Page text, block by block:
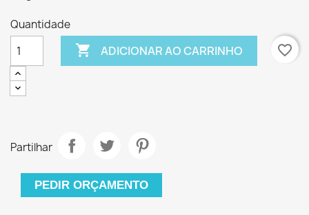
Quantidade
 ADICIONAR AO CARRINHO favorite_border
Partilhar
PEDIR ORÇAMENTO